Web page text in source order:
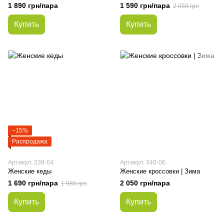
1 890 грн/пара
Купить
1 590 грн/пара 2 050 грн
Купить
−15%
Распродажа
Артикул: 339-04
Женские кеды
1 690 грн/пара 1 980 грн
Купить
Артикул: 340-06
Женские кроссовки | Зима
2 050 грн/пара
Купить